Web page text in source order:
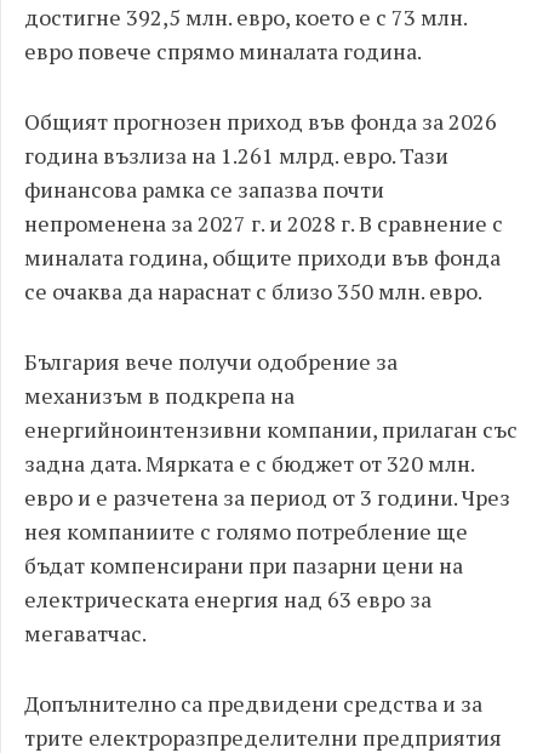
достигне 392,5 млн. евро, което е с 73 млн.
евро повече спрямо миналата година.
Общият прогнозен приход във фонда за 2026
година възлиза на 1.261 млрд. евро. Тази
финансова рамка се запазва почти
непроменена за 2027 г. и 2028 г. В сравнение с
миналата година, общите приходи във фонда
се очаква да нараснат с близо 350 млн. евро.
България вече получи одобрение за
механизъм в подкрепа на
енергийноинтензивни компании, прилаган със
задна дата. Мярката е с бюджет от 320 млн.
евро и е разчетена за период от 3 години. Чрез
нея компаниите с голямо потребление ще
бъдат компенсирани при пазарни цени на
електрическата енергия над 63 евро за
мегаватчас.
Допълнително са предвидени средства и за
трите електроразпределителни предприятия